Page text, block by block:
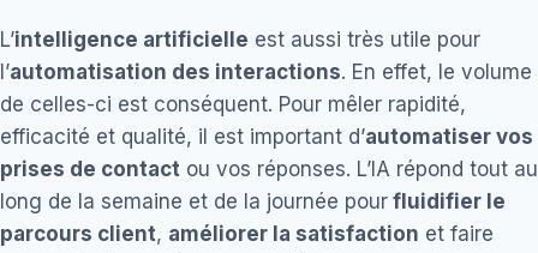
L’intelligence artificielle est aussi très utile pour
l’automatisation des interactions. En effet, le volume
de celles-ci est conséquent. Pour mêler rapidité,
efficacité et qualité, il est important d’automatiser vos
prises de contact ou vos réponses. L’IA répond tout au
long de la semaine et de la journée pour fluidifier le
parcours client, améliorer la satisfaction et faire